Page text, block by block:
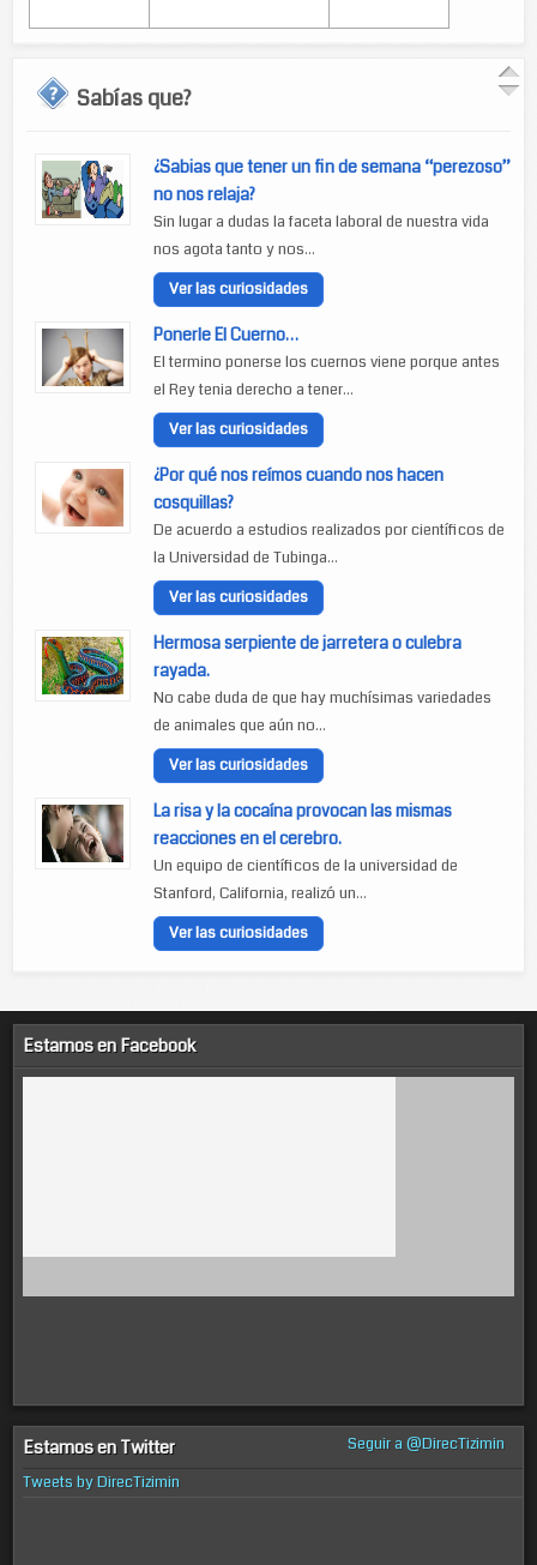
Sabías que?
¿Sabias que tener un fin de semana “perezoso”
no nos relaja?
Sin lugar a dudas la faceta laboral de nuestra vida
nos agota tanto y nos...
Ver las curiosidades
Ponerle El Cuerno…
El termino ponerse los cuernos viene porque antes
el Rey tenia derecho a tener...
Ver las curiosidades
¿Por qué nos reímos cuando nos hacen
cosquillas?
De acuerdo a estudios realizados por científicos de
la Universidad de Tubinga...
Ver las curiosidades
Hermosa serpiente de jarretera o culebra
rayada.
No cabe duda de que hay muchísimas variedades
de animales que aún no...
Ver las curiosidades
La risa y la cocaína provocan las mismas
reacciones en el cerebro.
Un equipo de científicos de la universidad de
Stanford, California, realizó un...
Ver las curiosidades
Estamos en Facebook
Estamos en Twitter
Seguir a @DirecTizimin
Tweets by DirecTizimin